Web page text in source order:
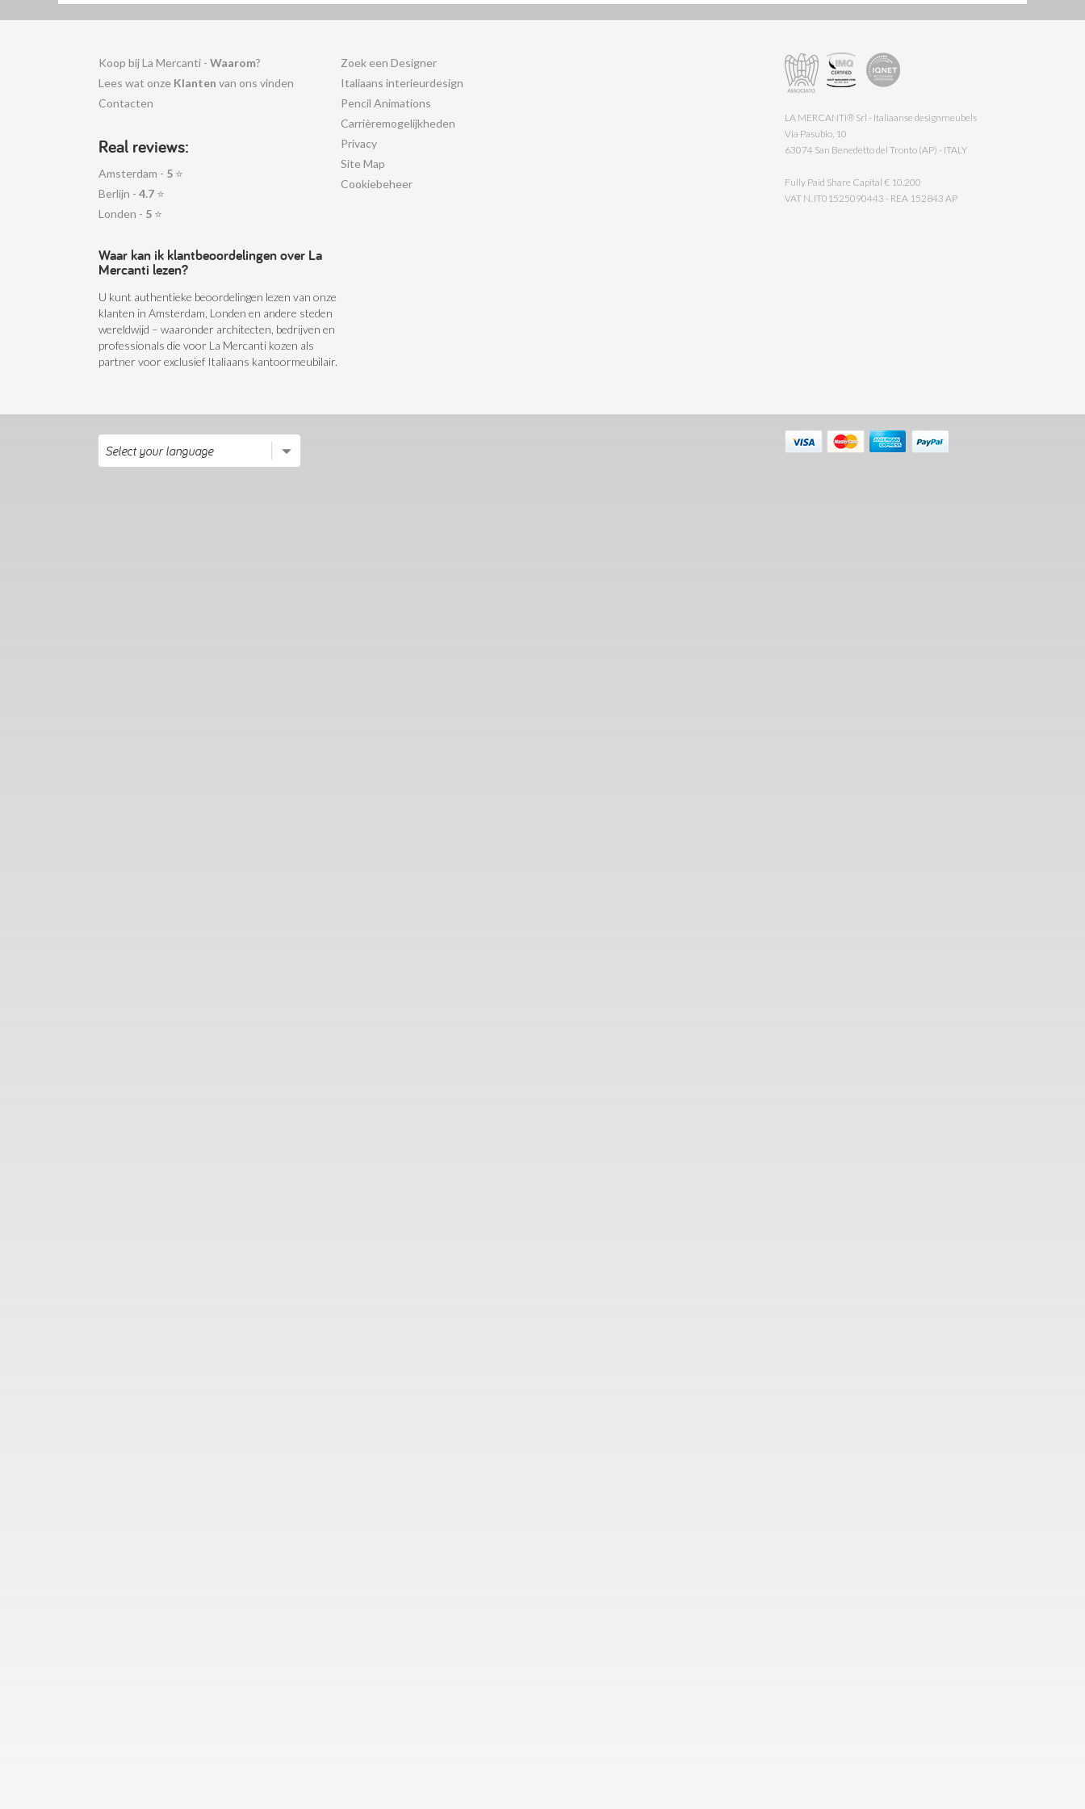
Koop bij La Mercanti - Waarom?
Lees wat onze Klanten van ons vinden
Contacten
Real reviews:
Amsterdam - 5 ⭐
Berlijn - 4.7 ⭐
Londen - 5 ⭐
Waar kan ik klantbeoordelingen over La
Mercanti lezen?
U kunt authentieke beoordelingen lezen van onze
klanten in Amsterdam, Londen en andere steden
wereldwijd – waaronder architecten, bedrijven en
professionals die voor La Mercanti kozen als
partner voor exclusief Italiaans kantoormeubilair.
Zoek een Designer
Italiaans interieurdesign
Pencil Animations
Carrièremogelijkheden
Privacy
Site Map
Cookiebeheer
LA MERCANTI® Srl - Italiaanse designmeubels
Via Pasubio, 10
63074 San Benedetto del Tronto (AP) - ITALY
Fully Paid Share Capital € 10.200
VAT N. IT01525090443 - REA 152843 AP